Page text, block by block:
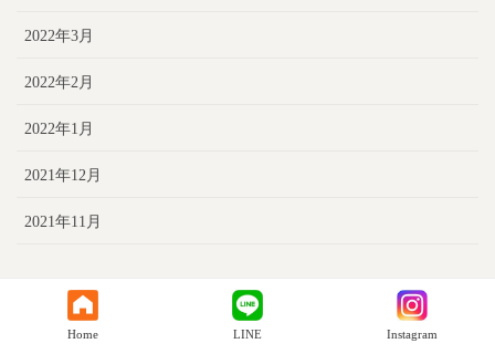
2022年3月
2022年2月
2022年1月
2021年12月
2021年11月
Home LINE Instagram
HOME TEL